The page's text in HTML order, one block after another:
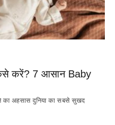
करें? 7 आसान Baby
का अहसास दुनिया का सबसे सुखद